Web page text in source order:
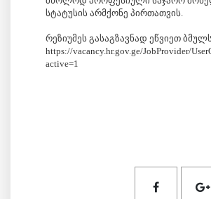
სტატუსის არმქონე პირთათვის.
რეზიუმეს გასაგზავნად ეწვიეთ
https://vacancy.hr.gov.ge/JobProvider/
active=1